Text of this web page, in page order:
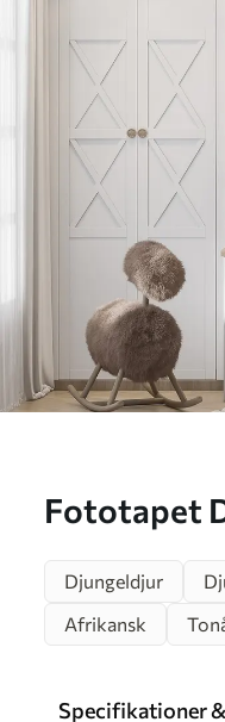
Fototapet Djungel panorama med djur Nr.
Djungeldjur
Afrikansk
Specifikationer